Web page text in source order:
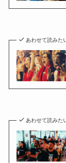
あわせて読みた
あわせて読みた